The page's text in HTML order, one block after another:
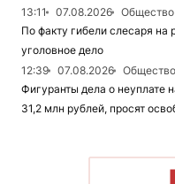
13:11
07.08.2026
Общество
По факту гибели слесаря на
уголовное дело
12:39
07.08.2026
Общество
Фигуранты дела о неуплате
31,2 млн рублей, просят